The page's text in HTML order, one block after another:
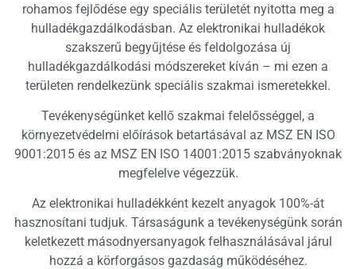
rohamos fejlődése egy speciális területét nyitotta meg a
hulladékgazdálkodásban. Az elektronikai hulladékok
szakszerű begyűjtése és feldolgozása új
hulladékgazdálkodási módszereket kíván – mi ezen a
területen rendelkezünk speciális szakmai ismeretekkel.
Tevékenységünket kellő szakmai felelősséggel, a
környezetvédelmi előírások betartásával az MSZ EN ISO
9001:2015 és az MSZ EN ISO 14001:2015 szabványoknak
megfelelve végezzük.
Az elektronikai hulladékként kezelt anyagok 100%-át
hasznosítani tudjuk. Társaságunk a tevékenységünk során
keletkezett másodnyersanyagok felhasználásával járul
hozzá a körforgásos gazdaság működéséhez.